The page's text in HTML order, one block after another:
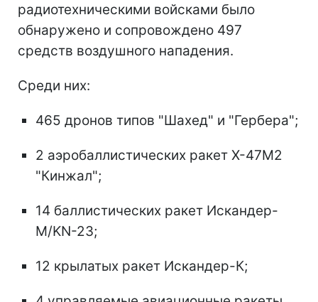
радиотехническими войсками было
обнаружено и сопровождено 497
средств воздушного нападения.
Среди них:
465 дронов типов "Шахед" и "Гербера";
2 аэробаллистических ракет Х-47М2
"Кинжал";
14 баллистических ракет Искандер-
М/KN-23;
12 крылатых ракет Искандер-К;